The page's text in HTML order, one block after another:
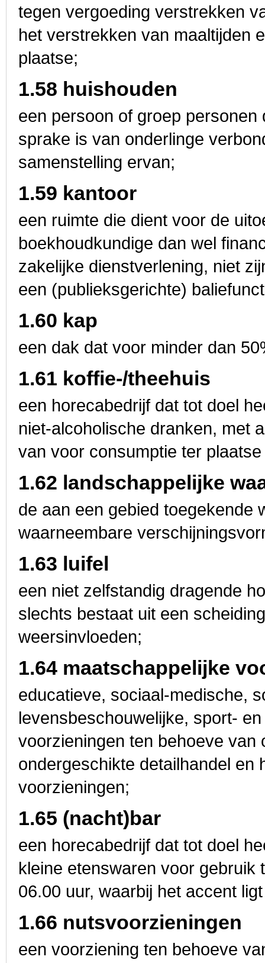
tegen vergoeding verstrekken
het verstrekken van maaltijden
plaatse;
1.58 huishouden
een persoon of groep
sprake is van onderlinge
samenstelling ervan;
1.59 kantoor
een ruimte die dient voor de
boekhoudkundige dan wel
zakelijke dienstverlening, niet
een (publieksgerichte)
1.60 kap
een dak dat voor minder dan
1.61 koffie-/theehuis
een horecabedrijf dat tot doel
niet-alcoholische dranken, met
van voor consumptie ter
1.62 landschappelijke
de aan een gebied toegekende
waarneembare
1.63 luifel
een niet zelfstandig dragende
slechts bestaat uit een
weersinvloeden;
1.64 maatschappelijke
educatieve, sociaal-medische,
levensbeschouwelijke, sport-
voorzieningen ten behoeve
ondergeschikte detailhandel en
voorzieningen;
1.65 (nacht)bar
een horecabedrijf dat tot doel
kleine etenswaren voor
06.00 uur, waarbij het accent
1.66 nutsvoorzieningen
een voorziening ten behoeve